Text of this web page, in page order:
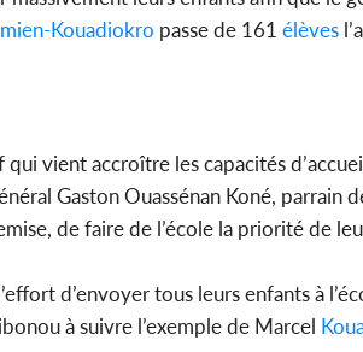
Kouadiokro passe de 161 élèves
vient accroître les capacités
Gaston Ouassénan Koné, parrain
de faire de l’école la priorité de
d’envoyer tous leurs enfants à
à suivre l’exemple de Marcel